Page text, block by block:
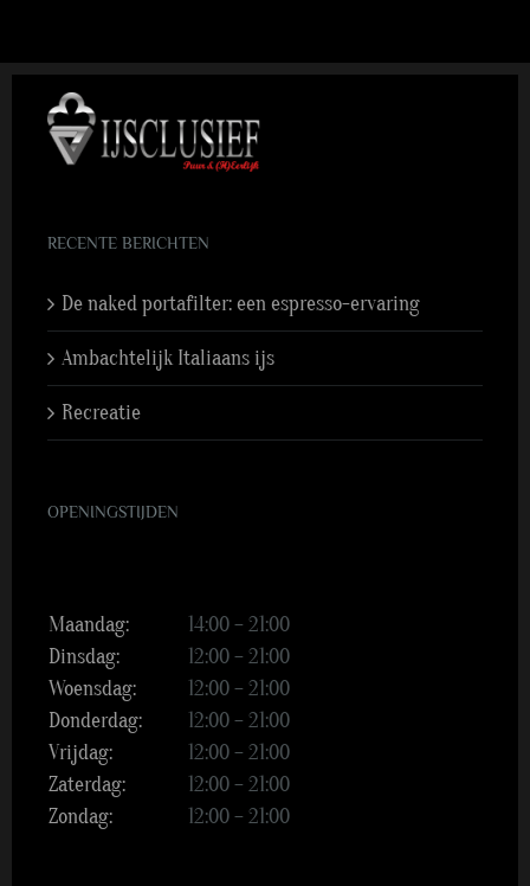
RECENTE BERICHTEN
De naked portafilter: een espresso-ervaring
Ambachtelijk Italiaans ijs
Recreatie
OPENINGSTIJDEN
Maandag:
14:00 – 21:00
Dinsdag:
12:00 – 21:00
Woensdag:
12:00 – 21:00
Donderdag:
12:00 – 21:00
Vrijdag:
12:00 – 21:00
Zaterdag:
12:00 – 21:00
Zondag:
12:00 – 21:00